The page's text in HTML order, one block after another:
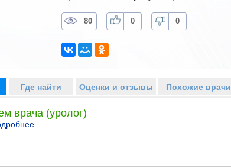
80 0 0
Где найти Оценки и отзывы Похожие врачи
врача (уролог)